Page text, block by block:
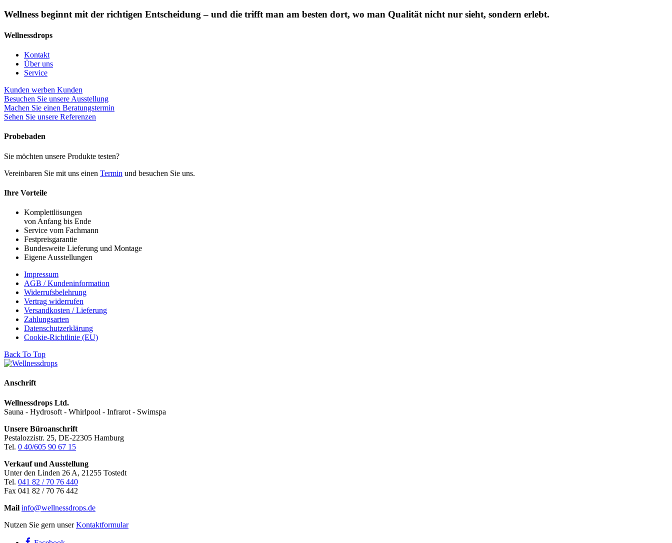
Wellness beginnt mit der richtigen Entscheidung – und die trifft man am besten dort, wo man Qualität nicht nur sieht, sondern erlebt.
Wellnessdrops
Kontakt
Über uns
Service
Kunden werben Kunden
Besuchen Sie unsere Ausstellung
Machen Sie einen Beratungstermin
Sehen Sie unsere Referenzen
Probebaden
Sie möchten unsere Produkte testen?
Vereinbaren Sie mit uns einen Termin und besuchen Sie uns.
Ihre Vorteile
Komplettlösungen
von Anfang bis Ende
Service vom Fachmann
Festpreisgarantie
Bundesweite Lieferung und Montage
Eigene Ausstellungen
Impressum
AGB / Kundeninformation
Widerrufsbelehrung
Vertrag widerrufen
Versandkosten / Lieferung
Zahlungsarten
Datenschutzerklärung
Cookie-Richtlinie (EU)
Back To Top
Anschrift
Wellnessdrops Ltd.
Sauna - Hydrosoft - Whirlpool - Infrarot - Swimspa
Unsere Büroanschrift
Pestalozzistr. 25, DE-22305 Hamburg
Tel. 0 40/605 90 67 15
Verkauf und Ausstellung
Unter den Linden 26 A, 21255 Tostedt
Tel. 041 82 / 70 76 440
Fax 041 82 / 70 76 442
Mail info@wellnessdrops.de
Nutzen Sie gern unserKontaktformular